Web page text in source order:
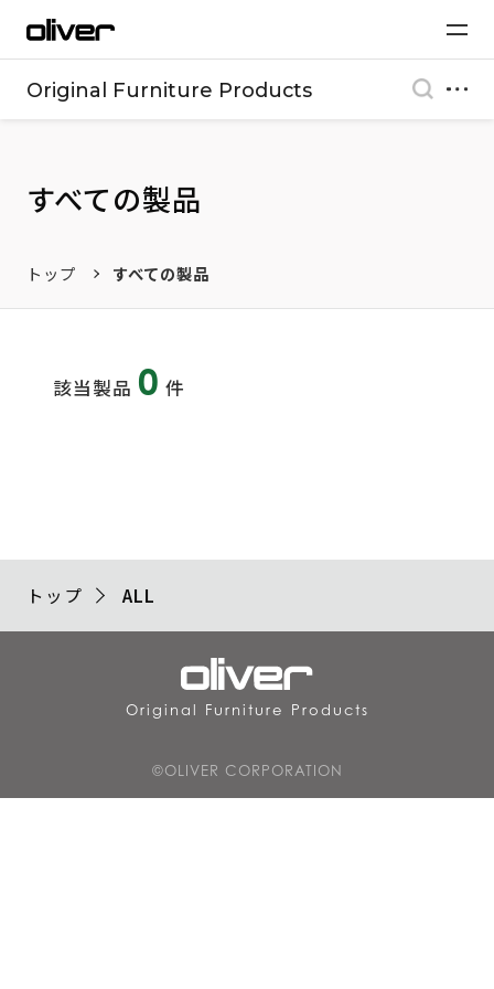
Original Furniture Products
すべての製品
トップ すべての製品
該当製品 0 件
トップ ALL
Original Furniture Products
©OLIVER CORPORATION